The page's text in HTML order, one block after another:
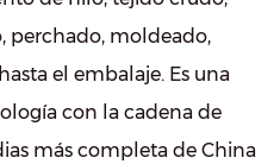
perchado, moldeado,
el embalaje. Es una
con la cadena de
más completa de China